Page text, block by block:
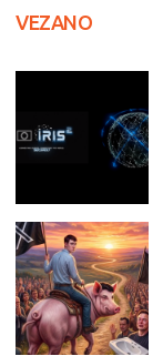
VEZANO